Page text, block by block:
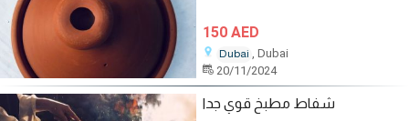
150 AED
Dubai , Dubai
20/11/2024
شفاط مطبخ قوي جدا